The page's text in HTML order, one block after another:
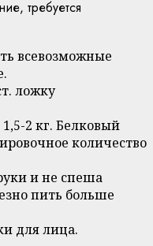
требуется
всевозможные
ложку
2 кг. Белковый
количество
и не спеша
пить больше
для лица.